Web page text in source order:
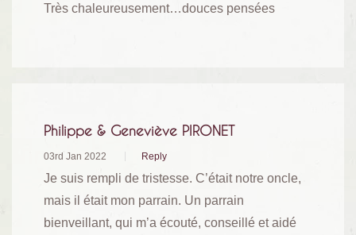
Très chaleureusement…douces pensées
Philippe & Geneviève PIRONET
03rd Jan 2022 Reply
Je suis rempli de tristesse. C’était notre oncle,
mais il était mon parrain. Un parrain
bienveillant, qui m’a écouté, conseillé et aidé